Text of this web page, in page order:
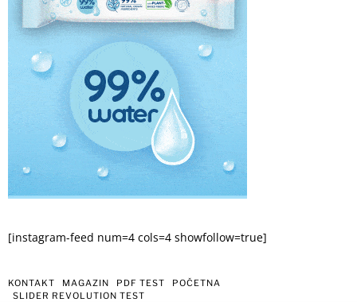
[instagram-feed num=4 cols=4 showfollow=true]
KONTAKT MAGAZIN PDF TEST
POČETNA
SLIDER REVOLUTION TEST